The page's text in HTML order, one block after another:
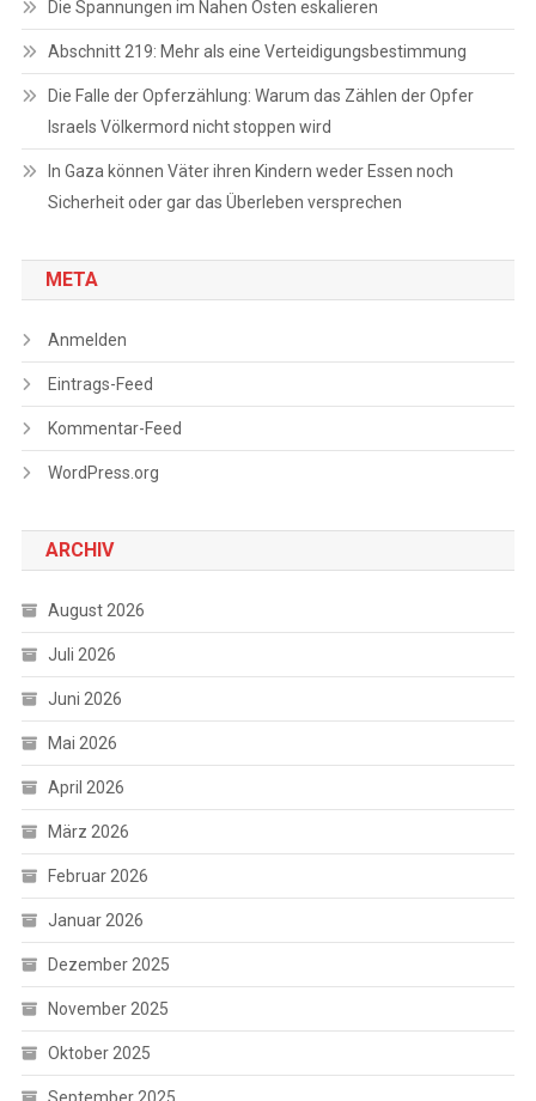
Die Spannungen im Nahen Osten eskalieren
Abschnitt 219: Mehr als eine Verteidigungsbestimmung
Die Falle der Opferzählung: Warum das Zählen der Opfer
Israels Völkermord nicht stoppen wird
In Gaza können Väter ihren Kindern weder Essen noch
Sicherheit oder gar das Überleben versprechen
META
Anmelden
Eintrags-Feed
Kommentar-Feed
WordPress.org
ARCHIV
August 2026
Juli 2026
Juni 2026
Mai 2026
April 2026
März 2026
Februar 2026
Januar 2026
Dezember 2025
November 2025
Oktober 2025
September 2025